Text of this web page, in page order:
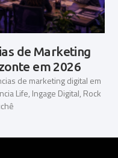
de Marketing
em 2026
de marketing digital em
Life, Ingage Digital, Rock